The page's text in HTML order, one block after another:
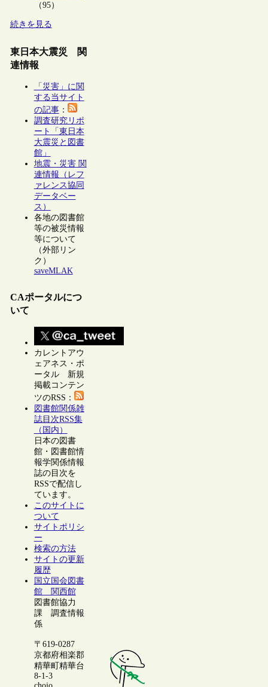
（95）
続きを見る
東日本大震災 関
連情報
「災害」に関
する当サイト
の記事：
調査研究リポ
ート「東日本
大震災と図書
館」
地震・災害 関
連情報（レフ
ァレンス協同
データベー
ス）
各地の図書館
等の被災情報
等について
（外部リン
ク）
saveMLAK
CAポータルにつ
いて
カレントアウ
ェアネス・ポ
ータル 新規
掲載コンテン
ツのRSS：
図書館関係雑
誌目次RSS集
（国内）
日本の図書
館・図書館情
報学関係情報
誌の目次を
RSSで配信し
ています。
このサイトに
ついて
サイトポリシ
ー
検索の方法
サイトの更新
履歴
国立国会図書
館 関西館
図書館協力
課 調査情報
係
〒619-0287
京都府相楽郡
精華町精華台
8-1-3